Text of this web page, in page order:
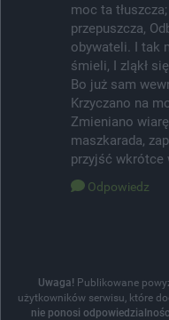
moc ta
przepuszcza,
obywateli. I tak
śmieli, I zląkł
Bo już sam
Krzyczano na
Zmieniano
maszkarada,
przyjść wkrótce
Odpowiedz
Uwaga! Publikowane
użytkowników serwisu, które
nie ponosi